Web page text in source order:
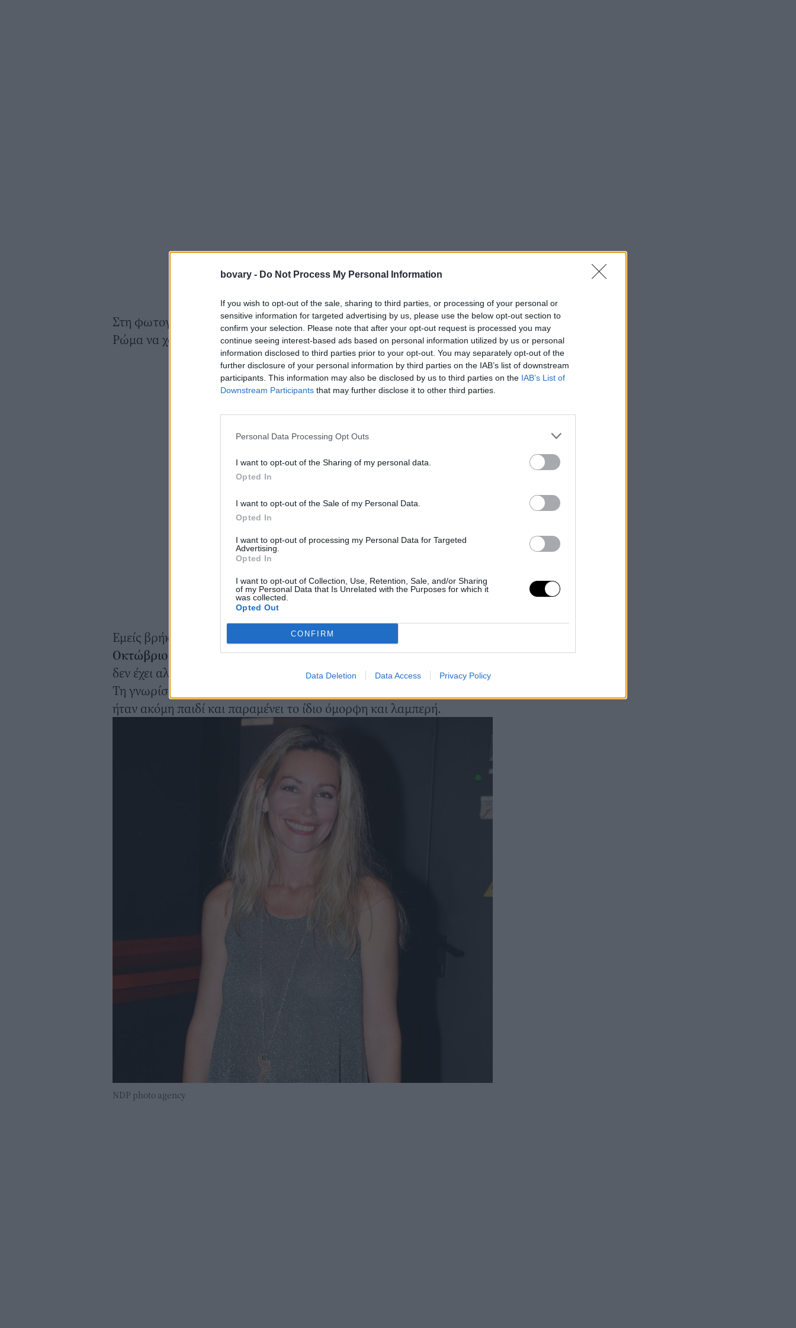
bovary - Do Not Process My Personal Information
If you wish to opt-out of the sale, sharing to third parties, or processing of your personal or
sensitive information for targeted advertising by us, please use the below opt-out section to
confirm your selection. Please note that after your opt-out request is processed you may
continue seeing interest-based ads based on personal information utilized by us or personal
information disclosed to third parties prior to your opt-out. You may separately opt-out of the
further disclosure of your personal information by third parties on the IAB’s list of downstream
participants. This information may also be disclosed by us to third parties on the IAB’s List of
Downstream Participants that may further disclose it to other third parties.
Personal Data Processing Opt Outs
I want to opt-out of the Sharing of my personal data.
Opted In
I want to opt-out of the Sale of my Personal Data.
Opted In
I want to opt-out of processing my Personal Data for Targeted
Advertising.
Opted In
I want to opt-out of Collection, Use, Retention, Sale, and/or Sharing
of my Personal Data that Is Unrelated with the Purposes for which it
was collected.
Opted Out
CONFIRM
Data Deletion Data Access Privacy Policy
Στη φωτογραφία βλέπουμε την Αριελ Κωνσταντινίδη και τον Χάρη
Ρώμα να χαμογελούν και να λάμπουν από χαρά.
Εμείς βρήκαμε μια φωτογραφία της Αριελ Κωνσταντινίδη
Οκτώβριο του 2018και όντως ο Χάρης Ρώμας έχει δίκιο. Η ηθοποιός
δεν έχει αλλάξει σχεδόν καθόλου από παλιά.
Τη γνωρίσαμε στο πλευρό της αείμνηστης Αλίκης Βουγιουκλάκη όταν
ήταν ακόμη παιδί και παραμένει το ίδιο όμορφη και λαμπερή.
NDP photo agency